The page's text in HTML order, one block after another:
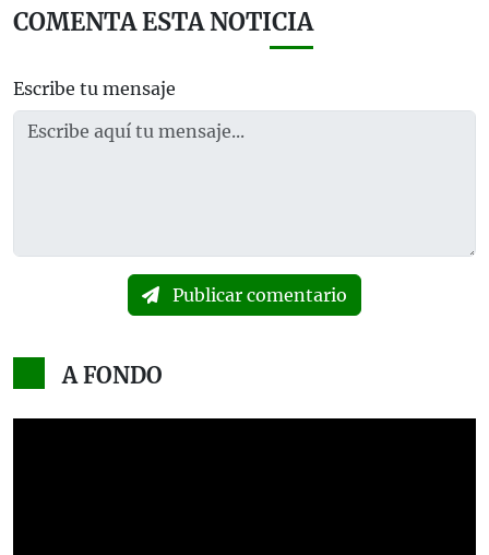
COMENTA ESTA NOTICIA
Escribe tu mensaje
Publicar comentario
A FONDO